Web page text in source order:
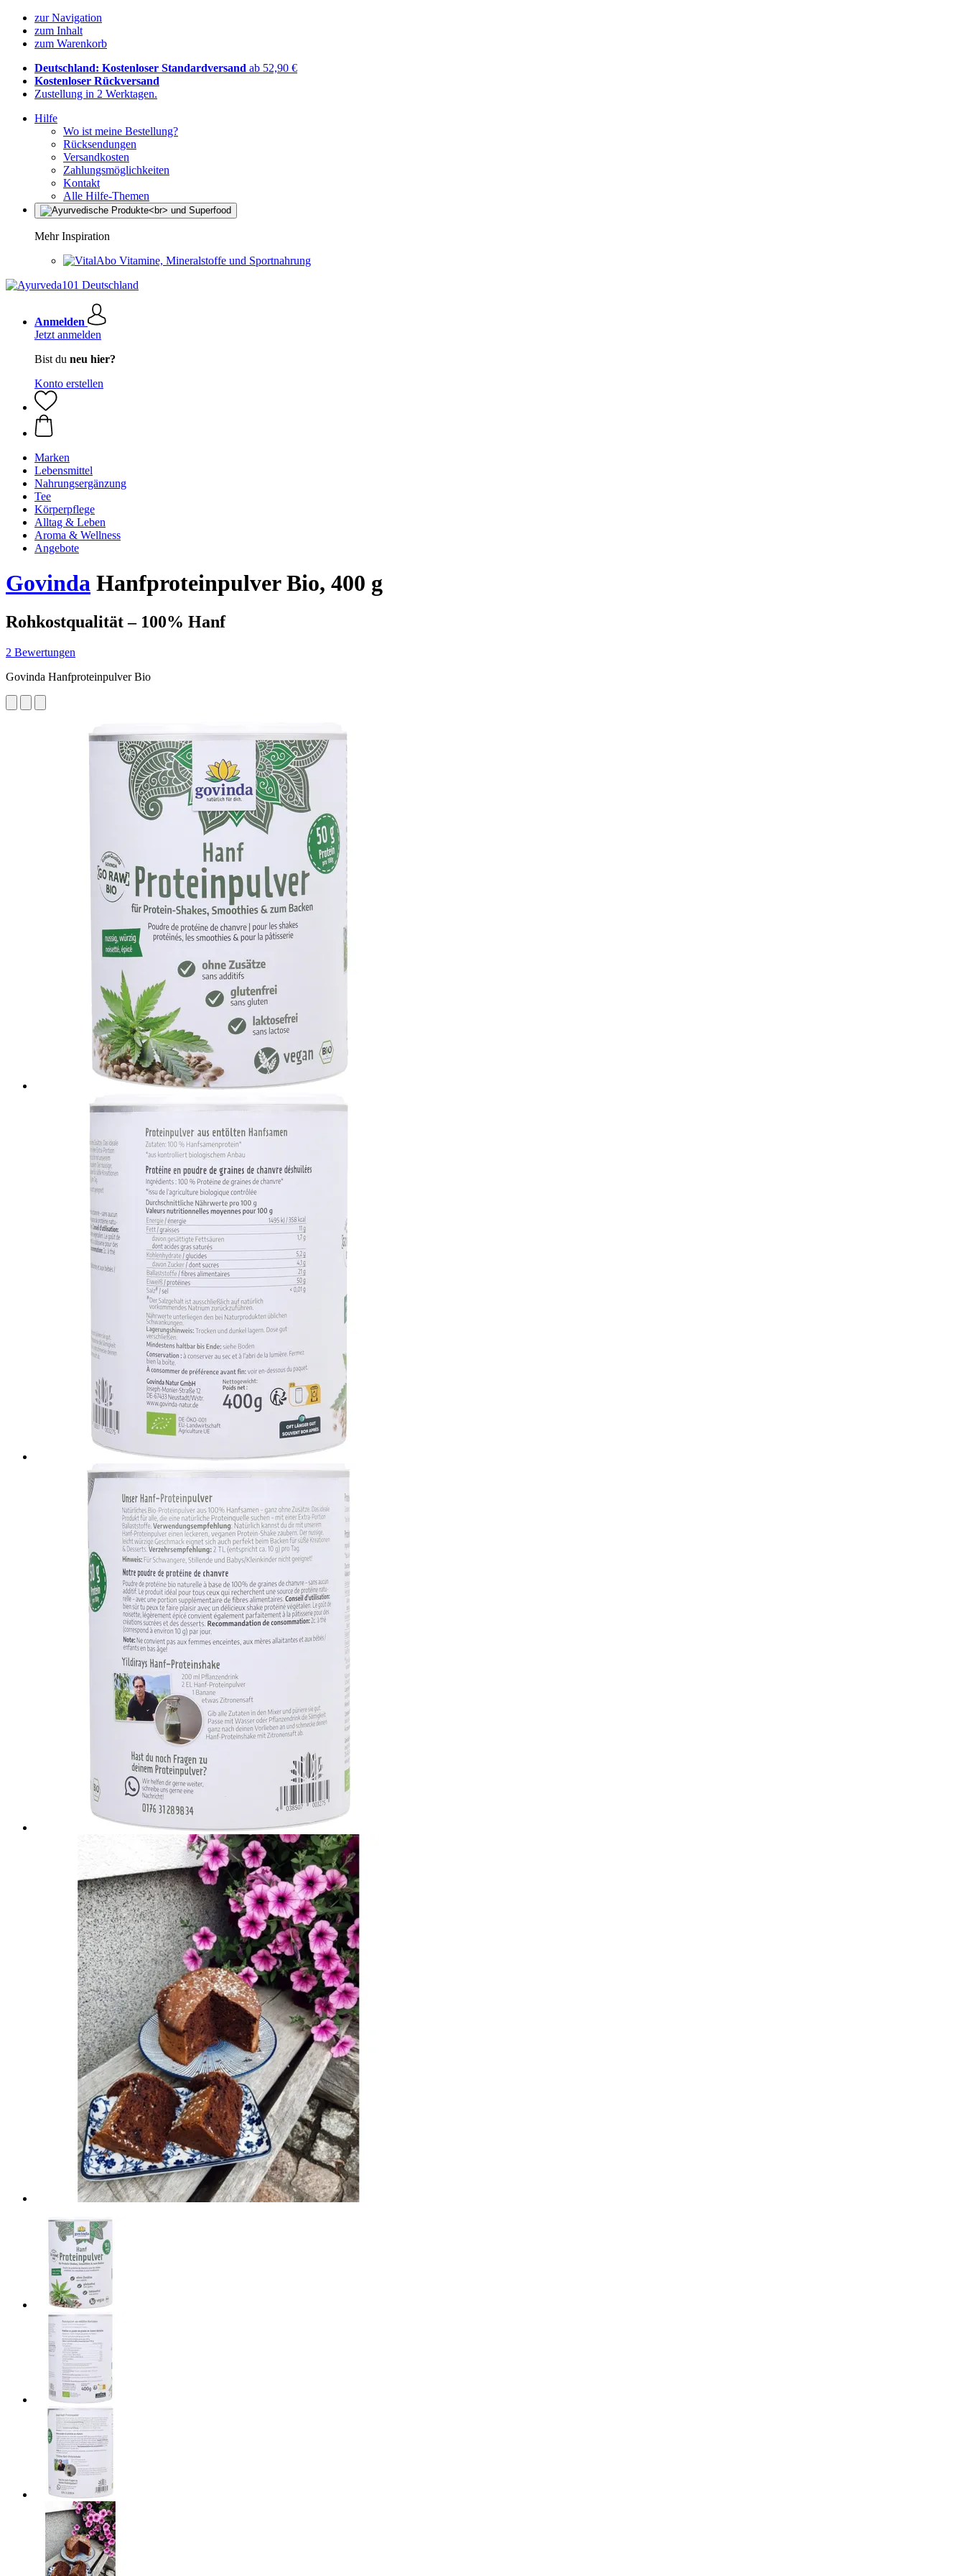
zur Navigation
zum Inhalt
zum Warenkorb
Deutschland: Kostenloser Standardversand ab 52,90 €
Kostenloser Rückversand
Zustellung in 2 Werktagen.
Hilfe
Wo ist meine Bestellung?
Rücksendungen
Versandkosten
Zahlungsmöglichkeiten
Kontakt
Alle Hilfe-Themen
Mehr Inspiration
Vitamine, Mineralstoffe und Sportnahrung
Anmelden
Jetzt anmelden
Bist du neu hier?
Konto erstellen
Marken
Lebensmittel
Nahrungsergänzung
Tee
Körperpflege
Alltag & Leben
Aroma & Wellness
Angebote
Govinda Hanfproteinpulver Bio, 400 g
Rohkostqualität – 100% Hanf
2 Bewertungen
Govinda Hanfproteinpulver Bio